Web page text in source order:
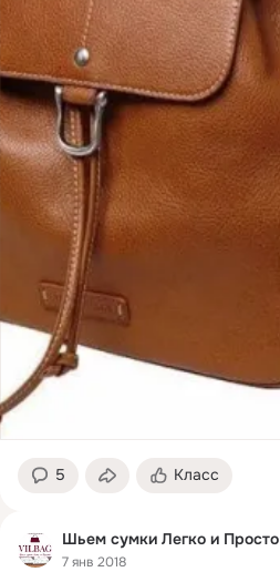
5 Класс
Шьем сумки Легко и Просто
7 янв 2018